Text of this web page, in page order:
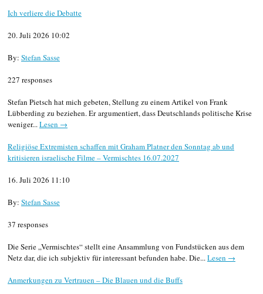
Ich verliere die Debatte
20. Juli 2026 10:02
By: Stefan Sasse
227 responses
Stefan Pietsch hat mich gebeten, Stellung zu einem Artikel von Frank
Lübberding zu beziehen. Er argumentiert, dass Deutschlands politische Krise
weniger... Lesen →
Religiöse Extremisten schaffen mit Graham Platner den Sonntag ab und
kritisieren israelische Filme – Vermischtes 16.07.2027
16. Juli 2026 11:10
By: Stefan Sasse
37 responses
Die Serie „Vermischtes“ stellt eine Ansammlung von Fundstücken aus dem
Netz dar, die ich subjektiv für interessant befunden habe. Die... Lesen →
Anmerkungen zu Vertrauen – Die Blauen und die Buffs